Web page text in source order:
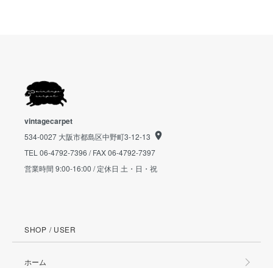
vintagecarpet
534-0027 大阪市都島区中野町3-12-13
TEL 06-4792-7396 / FAX 06-4792-7397
営業時間 9:00-16:00 / 定休日 土・日・祝
SHOP / USER
ホーム